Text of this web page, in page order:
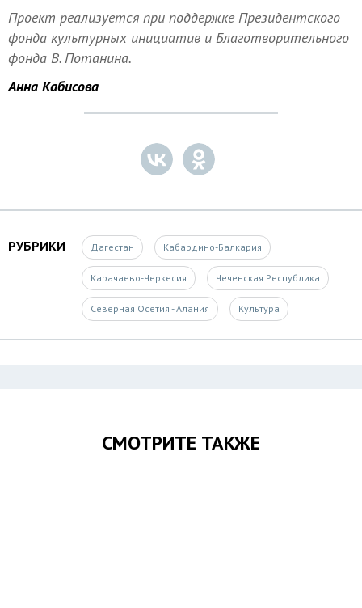
Проект реализуется при поддержке Президентского
фонда культурных инициатив и Благотворительного
фонда В. Потанина.
Анна Кабисова
РУБРИКИ Дагестан Кабардино-Балкария
Карачаево-Черкесия Чеченская Республика
Северная Осетия - Алания Культура
СМОТРИТЕ ТАКЖЕ